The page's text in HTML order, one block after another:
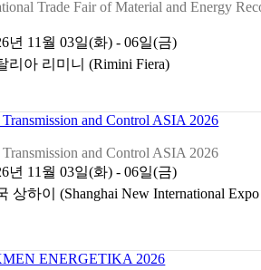
Trade Fair of Material and Energy
년 11월 03일(화) - 06일(금)
리아 리미니 (Rimini Fiera)
and Control ASIA 2026
and Control ASIA 2026
년 11월 03일(화) - 06일(금)
상하이 (Shanghai New International
ENERGETIKA 2026